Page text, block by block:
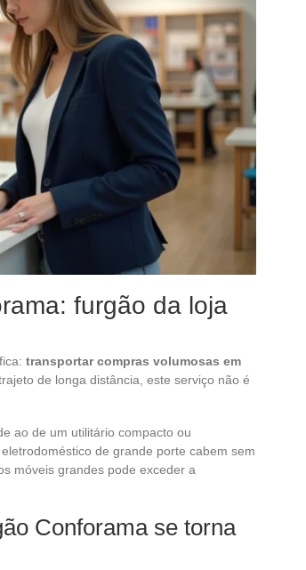
furgão da loja
transportar compras volumosas em
de longa distância, este serviço não é
ao de um utilitário compacto ou
de grande porte cabem sem
móveis grandes pode exceder a
Conforama se torna